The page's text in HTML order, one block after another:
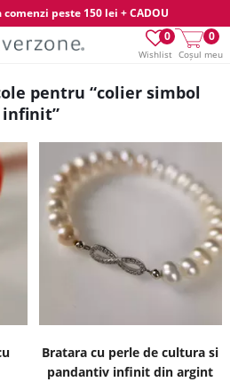
peste 150 lei + CADOU
Wishlist
0
Coșul meu
0
pentru “colier simbol
infinit”
Bratara cu perle de cultura si
pandantiv infinit din argint